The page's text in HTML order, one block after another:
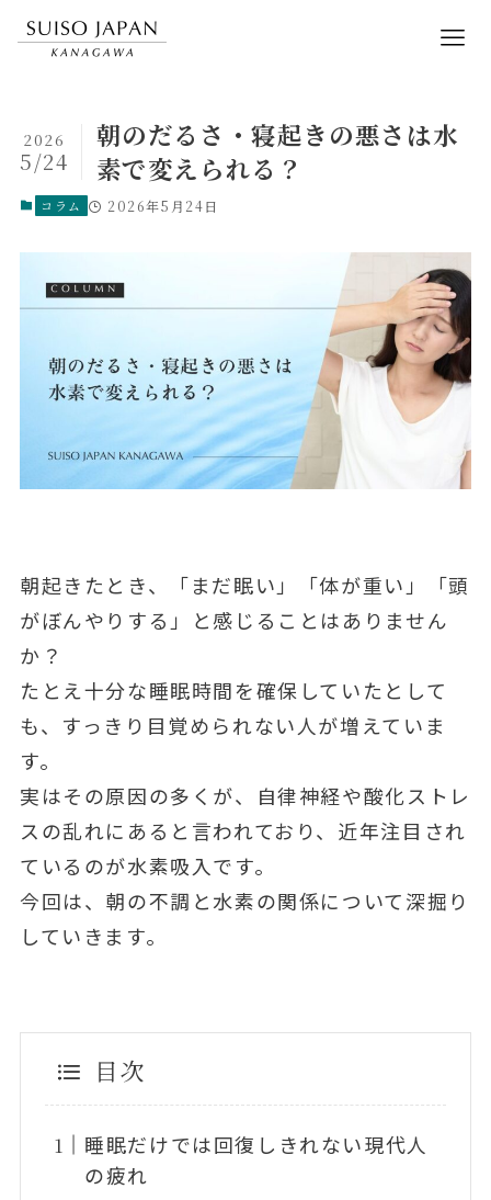
朝のだるさ・寝起きの悪さは水
素で変えられる？
2026
5/24
コラム 2026年5月24日
朝起きたとき、「まだ眠い」「体が重い」「頭
がぼんやりする」と感じることはありません
か？
たとえ十分な睡眠時間を確保していたとして
も、すっきり目覚められない人が増えていま
す。
実はその原因の多くが、自律神経や酸化ストレ
スの乱れにあると言われており、近年注目され
ているのが水素吸入です。
今回は、朝の不調と水素の関係について深掘り
していきます。
目次
睡眠だけでは回復しきれない現代人
の疲れ